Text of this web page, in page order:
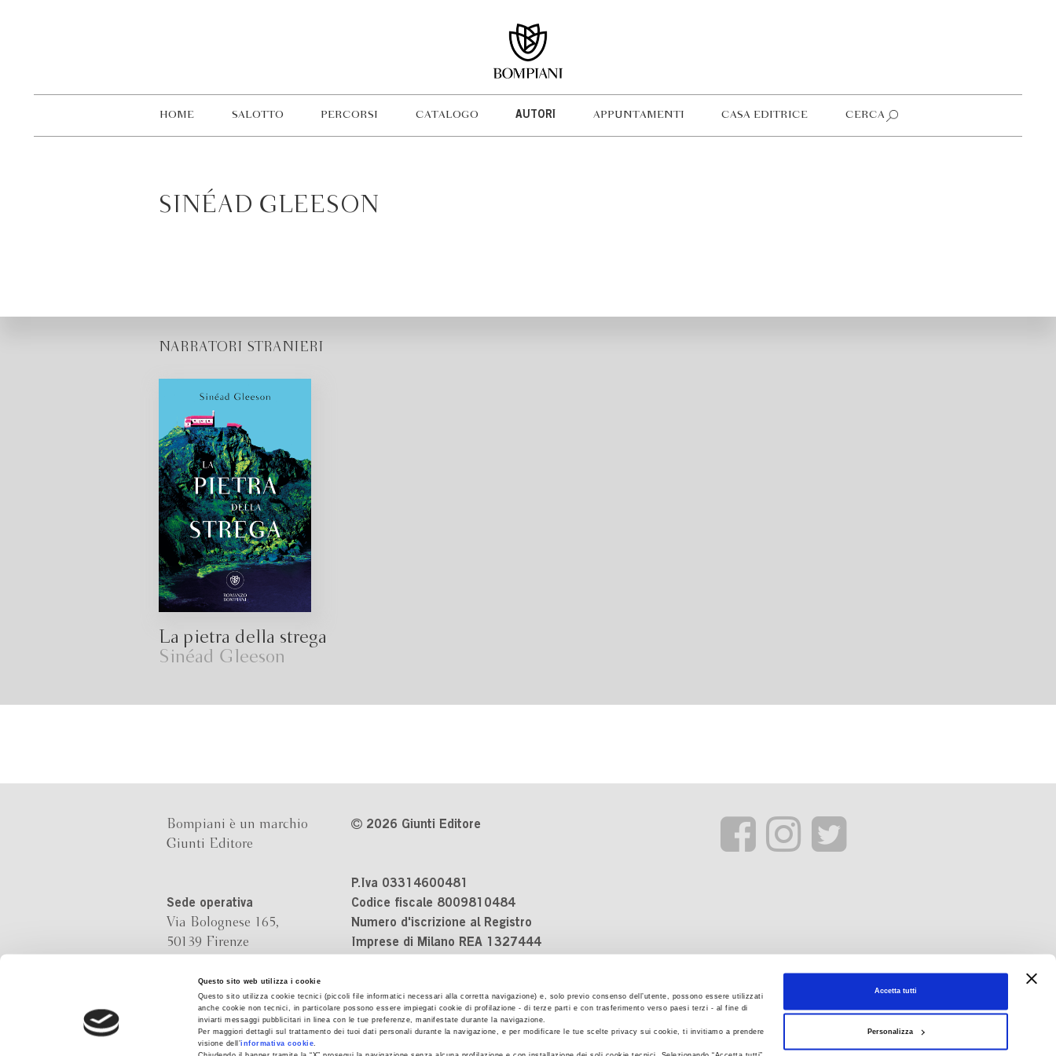
Questo sito web utilizza i cookie
Questo sito utilizza cookie tecnici (piccoli file informatici necessari alla corretta navigazione) e, solo previo consenso dell’utente, possono essere utilizzati
anche cookie non tecnici, in particolare possono essere impiegati cookie di profilazione - di terze parti e con trasferimento verso paesi terzi - al fine di
inviarti messaggi pubblicitari in linea con le tue preferenze, manifestate durante la navigazione.
Per maggiori dettagli sul trattamento dei tuoi dati personali durante la navigazione, e per modificare le tue scelte privacy sui cookie, ti invitiamo a prendere
visione dell’informativa cookie.
Accetta tutti
Personalizza
HOME SALOTTO PERCORSI CATALOGO AUTORI APPUNTAMENTI CASA EDITRICE CERCA
SINÉAD GLEESON
NARRATORI STRANIERI
La pietra della strega
Sinéad Gleeson
Bompiani è un marchio
Giunti Editore
Sede operativa
Via Bolognese 165,
50139 Firenze
Sede legale
Via G.B.Pirelli 30,
20124 Milano
2026 Giunti Editore
P.Iva 03314600481
Codice fiscale 8009810484
Numero d'iscrizione al Registro
Imprese di Milano REA 1327444
Cookie Policy
Contatti